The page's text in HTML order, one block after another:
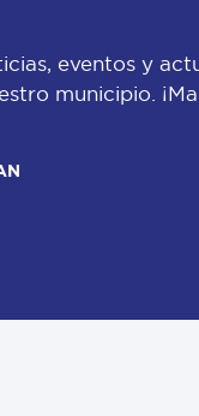
eventos y
municipio.